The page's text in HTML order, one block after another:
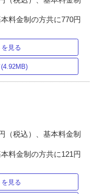
料金制の方共に770円
見る
（税込）、基本料金制
料金制の方共に121円
見る